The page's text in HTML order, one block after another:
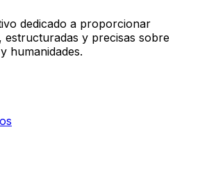
dedicado a proporcionar
estructuradas y precisas sobre
humanidades.